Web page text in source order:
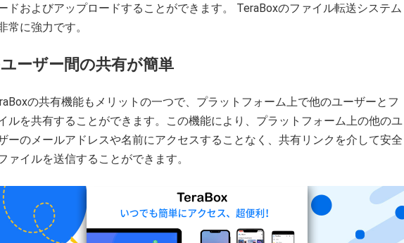
ドおよびアップロードすることができます。 TeraBoxのファイル転送システム
常に強力です。
ーザー間の共有が簡単
の共有機能もメリットの一つで、プラットフォーム上で他のユーザーとフ
ルを共有することができます。この機能により、プラットフォーム上の他のユ
ーのメールアドレスや名前にアクセスすることなく、共有リンクを介して安全
ァイルを送信することができます。